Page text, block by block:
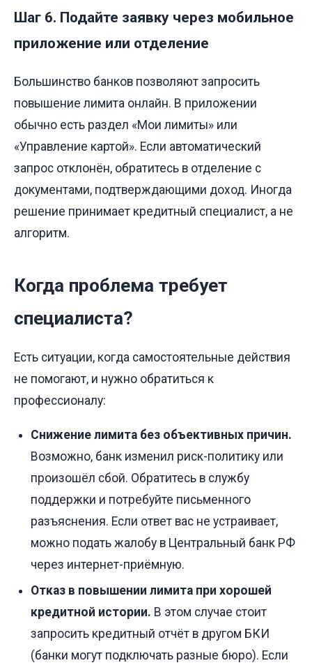
Шаг 6. Подайте заявку через мобильное
приложение или отделение
Большинство банков позволяют запросить
повышение лимита онлайн. В приложении
обычно есть раздел «Мои лимиты» или
«Управление картой». Если автоматический
запрос отклонён, обратитесь в отделение с
документами, подтверждающими доход. Иногда
решение принимает кредитный специалист, а не
алгоритм.
Когда проблема требует
специалиста?
Есть ситуации, когда самостоятельные действия
не помогают, и нужно обратиться к
профессионалу:
Снижение лимита без объективных причин.
Возможно, банк изменил риск-политику или
произошёл сбой. Обратитесь в службу
поддержки и потребуйте письменного
разъяснения. Если ответ вас не устраивает,
можно подать жалобу в Центральный банк РФ
через интернет-приёмную.
Отказ в повышении лимита при хорошей
кредитной истории. В этом случае стоит
запросить кредитный отчёт в другом БКИ
(банки могут подключать разные бюро). Если